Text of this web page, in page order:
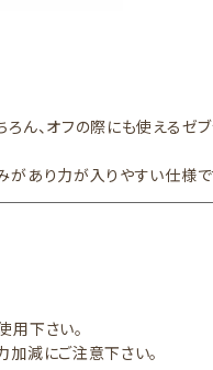
ん、オフの際にも使えるゼ
あり力が入りやすい仕様で
用下さい。
減にご注意下さい。